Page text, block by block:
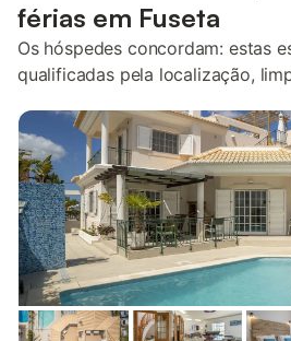
férias em Fuseta
Os hóspedes concordam: estas
qualificadas pela localização,